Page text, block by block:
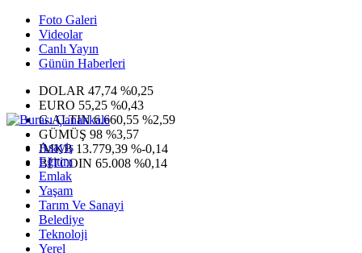
Foto Galeri
Videolar
Canlı Yayın
Günün Haberleri
DOLAR 47,74 %0,25
EURO 55,25 %0,43
G.ALTIN6.660,55 %2,59
GÜMÜŞ 98 %3,57
IMKB 13.779,39 %-0,14
BITCOIN 65.008 %0,14
Asayiş
Eğitim
Emlak
Yaşam
Tarım Ve Sanayi
Belediye
Teknoloji
Yerel